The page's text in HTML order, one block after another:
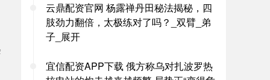
云鼎配资官网 杨露禅丹田秘法揭秘，四
肢劲力翻倍，太极练对了吗？_双臂_弟
子_展开
宜信配资APP下载 俄方称乌对扎波罗热